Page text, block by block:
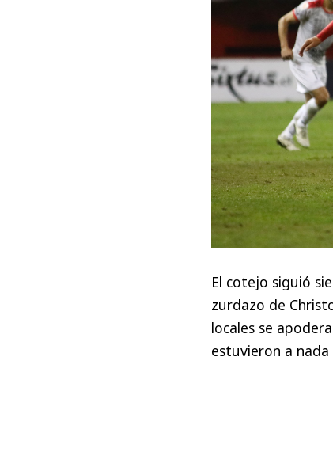
El cotejo siguió
zurdazo de
locales se
estuvieron a